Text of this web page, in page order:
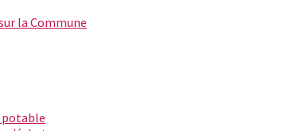
la Commune
potable